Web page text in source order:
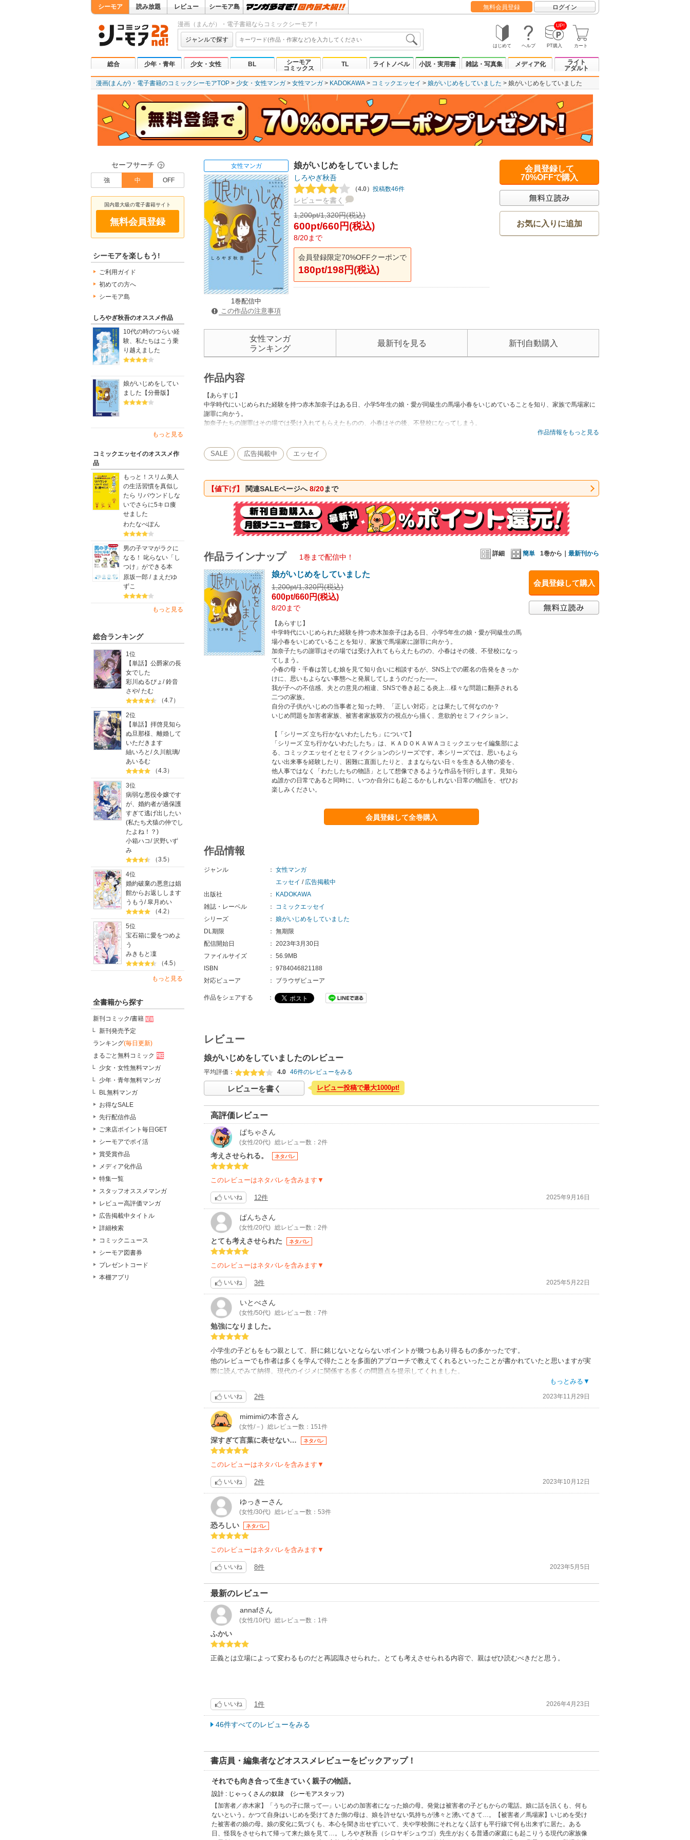
シーモア 読み放題 レビュー シーモア島 無料会員登録 ログイン
漫画（まんが）・電子書籍ならコミックシーモア！
ジャンルで探す
はじめて ヘルプ
UP!
PT購入 カート
総合 少年・青年 少女・女性 BL
シーモア
コミックス
TL ライトノベル 小説・実用書 雑誌・写真集 メディア化
ライト
アダルト
漫画(まんが)・電子書籍のコミックシーモアTOP 少女・女性マンガ 女性マンガ KADOKAWA コミックエッセイ 娘がいじめをしていました 娘がいじめをしていました
セーフサーチ ？
強 中 OFF
国内最大級の電子書籍サイト
無料会員登録
シーモアを楽しもう!
ご利用ガイド
初めての方へ
シーモア島
しろやぎ秋吾のオススメ作品
10代の時のつらい経
験、私たちはこう乗
り越えました
娘がいじめをしてい
ました【分冊版】
もっと見る
コミックエッセイのオススメ作
品
もっと！スリム美人
の生活習慣を真似し
たら リバウンドしな
いでさらに5キロ痩
せました
わたなべぽん
男の子ママがラクに
なる！ 叱らない「し
つけ」ができる本
原坂一郎 / まえだゆ
ずこ
もっと見る
総合ランキング
1位
【単話】公爵家の長
女でした
彩川ぬるぴょ /鈴音
さや/たむ
（4.7）
2位
【単話】拝啓見知ら
ぬ旦那様、離婚して
いただきます
紬いろと / 久川航璃/
あいるむ
（4.3）
3位
病弱な悪役令嬢です
が、婚約者が過保護
すぎて逃げ出したい
(私たち犬猿の仲でし
たよね！？)
小箱ハコ/沢野いず
み
（3.5）
4位
婚約破棄の悪意は娼
館からお返しします
うもう /皐月めい
（4.2）
5位
宝石箱に愛をつめよ
う
みきもと凜
（4.5）
もっと見る
全書籍から探す
新刊コミック/書籍
新刊発売予定
ランキング(毎日更新)
まるごと無料コミック
少女・女性無料マンガ
少年・青年無料マンガ
BL無料マンガ
お得なSALE
先行配信作品
ご来店ポイント毎日GET
シーモアでポイ活
賞受賞作品
メディア化作品
特集一覧
スタッフオススメマンガ
レビュー高評価マンガ
広告掲載中タイトル
詳細検索
コミックニュース
シーモア図書券
プレゼントコード
本棚アプリ
女性マンガ
1巻配信中
この作品の注意事項
娘がいじめをしていました
しろやぎ秋吾
（4.0） 投稿数46件
レビューを書く
1,200pt/1,320円(税込)
600pt/660円(税込)
8/20まで
会員登録限定70%OFFクーポンで
180pt/198円(税込)
会員登録して
70%OFFで購入
お気に入りに追加
女性マンガ
ランキング
最新刊を見る 新刊自動購入
作品内容
【あらすじ】
中学時代にいじめられた経験を持つ赤木加奈子はある日、小学5年生の娘・愛が同級生の馬場小春をいじめていることを知り、家族で馬場家に
謝罪に向かう。
加奈子たちの謝罪はその場では受け入れてもらえたものの、小春はその後、不登校になってしまう。
小春の母・千春は苦しむ娘を見て知り合いに相談するが、SNS上での匿名の告発をきっかけに、思いもよらない事態へと発展してしまうのだっ
我が子への不信感、夫との意見の相違、SNSで巻き起こる炎上…様々な問題に翻弄される二つの家族。
自分の子供がいじめの当事者と知った時、「正しい対応」とは果たして何なのか？
【「シリーズ 立ち行かないわたしたち」について】
「シリーズ 立ち行かないわたしたち」は、ＫＡＤＯＫＡＷＡコミックエッセイ編集部による、コミックエッセイとセミフィクションのシリー
ズです。本シリーズでは、思いもよらない出来事を経験したり、困難に直面したりと、ままならない日々を生きる人物の姿を、他人事ではなく
「わたしたちの物語」として想像できるような作品を刊行します。見知らぬ誰かの日常であると同時に、いつか自分にも起こるかもしれない日
常の物語を、ぜひお楽しみください。
作品情報をもっと見る
SALE 広告掲載中 エッセイ
【値下げ】 関連SALEページへ8/20まで
詳細 簡単 1巻から｜ 最新刊から
作品ラインナップ 1巻まで配信中！
会員登録して購入
娘がいじめをしていました
1,200pt/1,320円(税込)
600pt/660円(税込)
8/20まで
【あらすじ】
中学時代にいじめられた経験を持つ赤木加奈子はある日、小学5年生の娘・愛が同級生の馬
場小春をいじめていることを知り、家族で馬場家に謝罪に向かう。
加奈子たちの謝罪はその場では受け入れてもらえたものの、小春はその後、不登校になっ
てしまう。
小春の母・千春は苦しむ娘を見て知り合いに相談するが、SNS上での匿名の告発をきっか
けに、思いもよらない事態へと発展してしまうのだった──。
我が子への不信感、夫との意見の相違、SNSで巻き起こる炎上…様々な問題に翻弄される
二つの家族。
自分の子供がいじめの当事者と知った時、「正しい対応」とは果たして何なのか？
いじめ問題を加害者家族、被害者家族双方の視点から描く、意欲的セミフィクション。
【「シリーズ 立ち行かないわたしたち」について】
「シリーズ 立ち行かないわたしたち」は、ＫＡＤＯＫＡＷＡコミックエッセイ編集部によ
る、コミックエッセイとセミフィクションのシリーズです。本シリーズでは、思いもよら
ない出来事を経験したり、困難に直面したりと、ままならない日々を生きる人物の姿を、
他人事ではなく「わたしたちの物語」として想像できるような作品を刊行します。見知ら
ぬ誰かの日常であると同時に、いつか自分にも起こるかもしれない日常の物語を、ぜひお
楽しみください。
会員登録して全巻購入
作品情報
ジャンル ： 女性マンガ
エッセイ / 広告掲載中
出版社
：
KADOKAWA
雑誌・レーベル
：
コミックエッセイ
シリーズ
： 娘がいじめをしていました
DL期限
： 無期限
配信開始日
： 2023年3月30日
ファイルサイズ
： 56.9MB
ISBN
： 9784046821188
対応ビューア
： ブラウザビューア
作品をシェアする ：
レビュー
娘がいじめをしていましたのレビュー
平均評価： 4.0 46件のレビューをみる
レビューを書く レビュー投稿で最大1000pt!
高評価レビュー
ぱちゃさん
(女性/20代) 総レビュー数：2件
考えさせられる。 ネタバレ
このレビューはネタバレを含みます▼
いいね 12件 2025年9月16日
ぱんちさん
(女性/20代) 総レビュー数：2件
とても考えさせられた ネタバレ
このレビューはネタバレを含みます▼
いいね 3件 2025年5月22日
いとべさん
(女性/50代) 総レビュー数：7件
勉強になりました。
小学生の子どもをもつ親として、肝に銘じないとならないポイントが幾つもあり得るもの多かったです。
他のレビューでも作者は多くを学んで得たことを多面的アプローチで教えてくれるといったことが書かれていたと思いますが実
際に読んでみて納得。現代のイジメに関係する多くの問題点を提示してくれました。
しかも、それを、無駄を削ぎ落としたストーリー進行、のっぴきならない心理描写、その他大勢の容赦ない愚集ぶりでもってソ
フトにリアルに怒涛の勢いで描いてくれて…可愛い絵だから怖くはないハズなのに怖い！
なんだか、読みながら動悸が上がり脂汗がジンワリ出てきました…。
イジメに何らかのポジションで関わってきた人は自身の過去も振り返ってみずにはいられないと思います。
子を持つ親でなくとも読んで損はない。
自分も含めて人間の暗部を覗きこんで一考してほしいです。
もっとみる▼
いいね 2件 2023年11月29日
mimimiの本音さん
(女性/－) 総レビュー数：151件
深すぎて言葉に表せない… ネタバレ
このレビューはネタバレを含みます▼
いいね 2件 2023年10月12日
ゆっきーさん
(女性/30代) 総レビュー数：53件
恐ろしい ネタバレ
このレビューはネタバレを含みます▼
いいね 8件 2023年5月5日
最新のレビュー
annafさん
(女性/10代) 総レビュー数：1件
ふかい
正義とは立場によって変わるものだと再認識させられた。とても考えさせられる内容で、親はぜひ読むべきだと思う。
いいね 1件 2026年4月23日
46件すべてのレビューをみる
書店員・編集者などオススメレビューをピックアップ！
それでも向き合って生きていく親子の物語。
設計 : じゃっくさんの奴隷
(シーモアスタッフ)
【加害者／赤木家】「うちの子に限って―」いじめの加害者になった娘の母。発覚は被害者の子どもからの電話。娘に話を訊くも、何も
ないという。かつて自身はいじめを受けてきた側の母は、娘を許せない気持ちが沸々と湧いてきて…。【被害者／馬場家】いじめを受け
た被害者の娘の母。娘の変化に気づくも、本心を聞き出せずにいて、夫や学校側にそれとなく話すも平行線で何も出来ずに居た。ある
日、怪我をさせられて帰って来た娘を見て…。しろやぎ秋吾（シロヤギシュウゴ）先生がおくる普通の家庭にも起こりうる現代の家族像